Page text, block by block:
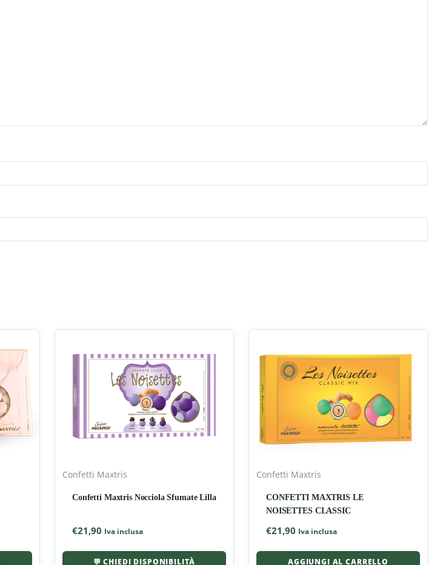
Confetti Maxtris
Confetti Maxtris Nocciola Sfumate Lilla
€21,90 Iva inclusa
💬 CHIEDI DISPONIBILITÀ
Confetti Maxtris
CONFETTI MAXTRIS LE
NOISETTES CLASSIC
€21,90 Iva inclusa
AGGIUNGI AL CARRELLO